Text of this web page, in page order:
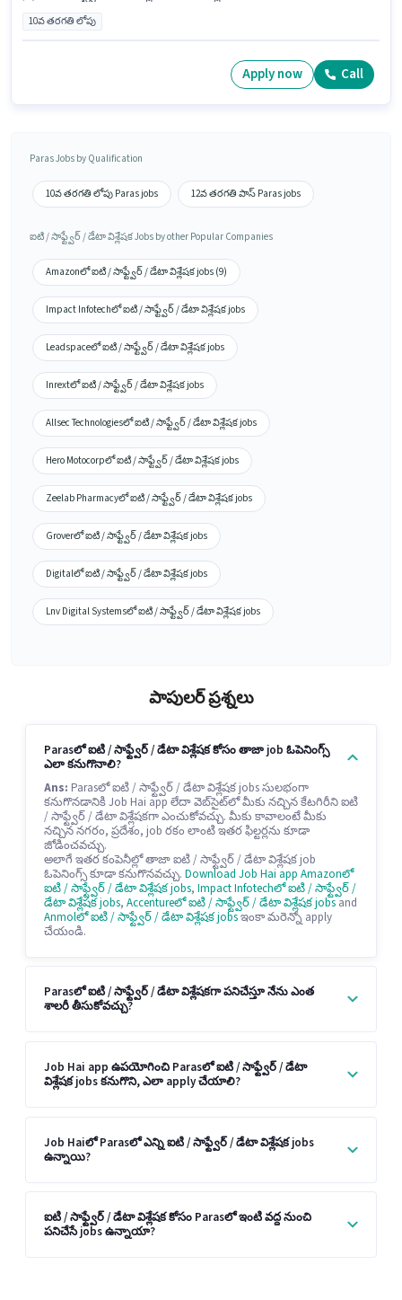
10వ తరగతి లోపు
Apply now Call
Paras Jobs by Qualification
10వ తరగతి లోపు Paras jobs 12వ తరగతి పాస్ Paras jobs
ఐటి / సాఫ్ట్వేర్ / డేటా విశ్లేషక Jobs by other Popular Companies
Amazonలో ఐటి / సాఫ్ట్వేర్ / డేటా విశ్లేషక jobs (9)
Impact Infotechలో ఐటి / సాఫ్ట్వేర్ / డేటా విశ్లేషక jobs
Leadspaceలో ఐటి / సాఫ్ట్వేర్ / డేటా విశ్లేషక jobs
Inrextలో ఐటి / సాఫ్ట్వేర్ / డేటా విశ్లేషక jobs
Allsec Technologiesలో ఐటి / సాఫ్ట్వేర్ / డేటా విశ్లేషక jobs
Hero Motocorpలో ఐటి / సాఫ్ట్వేర్ / డేటా విశ్లేషక jobs
Zeelab Pharmacyలో ఐటి / సాఫ్ట్వేర్ / డేటా విశ్లేషక jobs
Groverలో ఐటి / సాఫ్ట్వేర్ / డేటా విశ్లేషక jobs
Digitalలో ఐటి / సాఫ్ట్వేర్ / డేటా విశ్లేషక jobs
Lnv Digital Systemsలో ఐటి / సాఫ్ట్వేర్ / డేటా విశ్లేషక jobs
పాపులర్ ప్రశ్నలు
Parasలో ఐటి / సాఫ్ట్వేర్ / డేటా విశ్లేషక కోసం తాజా job ఓపెనింగ్స్
ఎలా కనుగొనాలి?
Ans: Parasలో ఐటి / సాఫ్ట్వేర్ / డేటా విశ్లేషక jobs సులభంగా
కనుగొనడానికి Job Hai app లేదా వెబ్‌సైట్‌లో మీకు నచ్చిన కేటగిరీని ఐటి
/ సాఫ్ట్వేర్ / డేటా విశ్లేషకగా ఎంచుకోవచ్చు. మీకు కావాలంటే మీకు
నచ్చిన నగరం, ప్రదేశం, job రకం లాంటి ఇతర ఫిల్టర్లను కూడా
జోడించవచ్చు.
అలాగే ఇతర కంపెనీల్లో తాజా ఐటి / సాఫ్ట్వేర్ / డేటా విశ్లేషక job
ఓపెనింగ్స్ కూడా కనుగొనవచ్చు. Download Job Hai app Amazonలో
ఐటి / సాఫ్ట్వేర్ / డేటా విశ్లేషక jobs, Impact Infotechలో ఐటి / సాఫ్ట్వేర్ /
డేటా విశ్లేషక jobs, Accentureలో ఐటి / సాఫ్ట్వేర్ / డేటా విశ్లేషక jobs and
Anmolలో ఐటి / సాఫ్ట్వేర్ / డేటా విశ్లేషక jobsఇంకా మరెన్నో apply
చేయండి.
Parasలో ఐటి / సాఫ్ట్వేర్ / డేటా విశ్లేషకగా పనిచేస్తూ నేను ఎంత
శాలరీ తీసుకోవచ్చు?
Job Hai app ఉపయోగించి Parasలో ఐటి / సాఫ్ట్వేర్ / డేటా
విశ్లేషక jobs కనుగొని, ఎలా apply చేయాలి?
Job Haiలో Parasలో ఎన్ని ఐటి / సాఫ్ట్వేర్ / డేటా విశ్లేషక jobs
ఉన్నాయి?
ఐటి / సాఫ్ట్వేర్ / డేటా విశ్లేషక కోసం Parasలో ఇంటి వద్ద నుంచి
పనిచేసే jobs ఉన్నాయా?